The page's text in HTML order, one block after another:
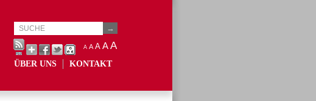
A A A AA
ÜBER UNS KONTAKT